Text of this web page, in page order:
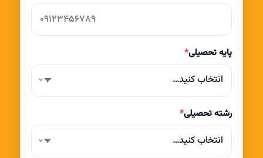
پایه تحصیلی*
انتخاب کنید…
رشته تحصیلی*
انتخاب کنید…